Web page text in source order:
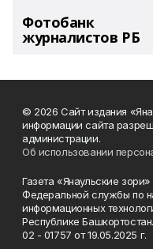
Фотобанк
журналистов РБ
© 2026 Сайт издания
информации сайта
администрации.
Об использовании
Газета «Янаульские
Федеральной службы по
информационных
Республике
02 - 01757 от 19.05.2025 г.